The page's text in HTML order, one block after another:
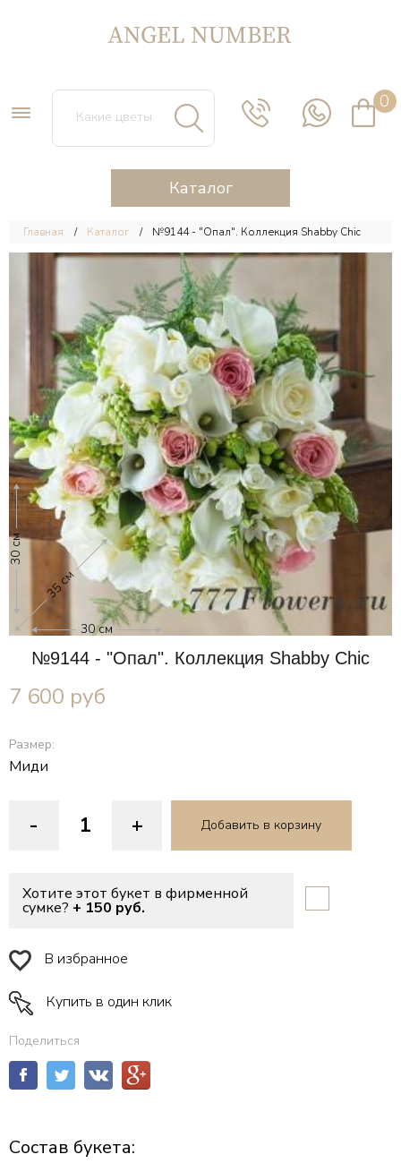
0
Каталог
Главная Каталог №9144 - "Опал". Коллекция Shabby Chic
30 см
35 см
30 см
№9144 - "Опал". Коллекция Shabby Chic
7 600 руб
Размер:
Миди
- + Добавить в корзину
Хотите этот букет в фирменной
сумке? + 150 руб.
В избранное
Купить в один клик
Поделиться
Состав букета: